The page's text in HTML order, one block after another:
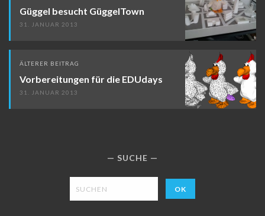
Güggel besucht GüggelTown
31. JANUAR 2013
ÄLTERER BEITRAG
Vorbereitungen für die EDUdays
31. JANUAR 2013
SUCHE